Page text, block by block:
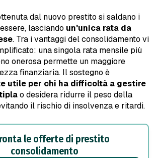
dal nuovo prestito si saldano i
lasciando un'unica rata da
. Tra i vantaggi del consolidamento vi
una singola rata mensile più
onerosa permette un maggiore
finanziaria. Il sostegno è
utile per chi ha difficoltà a gestire
o desidera ridurre il peso della
il rischio di insolvenza e ritardi.
le offerte di prestito
consolidamento